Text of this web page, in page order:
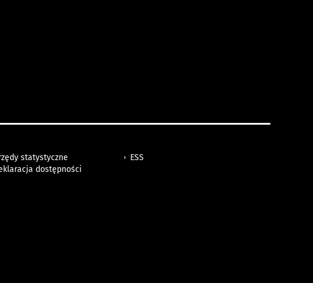
statystyczne
dostępności
ESS